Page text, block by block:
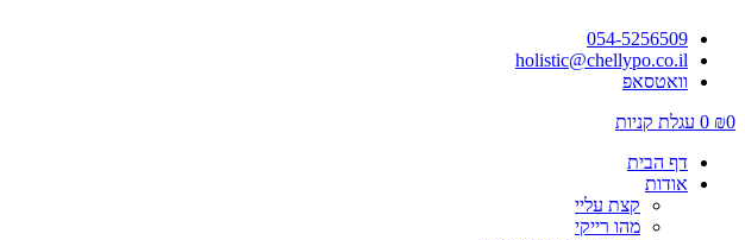
054-5256509
holistic@chellypo.co.il
וואטסאפ
₪0
0 עגלת קניות
דף הבית
אודות
קצת עליי
מהו רייקי